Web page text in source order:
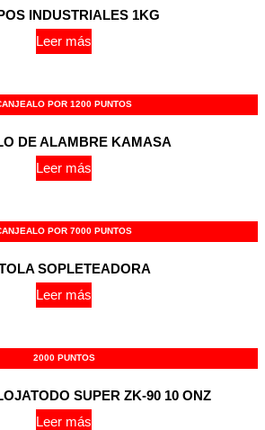
INDUSTRIALES 1KG
Leer más
POR 1200 PUNTOS
DE ALAMBRE KAMASA
Leer más
POR 7000 PUNTOS
SOPLETEADORA
Leer más
2000 PUNTOS
SUPER ZK-90 10 ONZ
Leer más